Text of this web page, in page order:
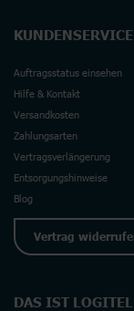
KUNDENSERVICE
Auftragsstatus einsehen
Hilfe & Kontakt
Versandkosten
Zahlungsarten
Vertragsverlängerung
Entsorgungshinweise
Blog
Vertrag
DAS IST LOGITEL